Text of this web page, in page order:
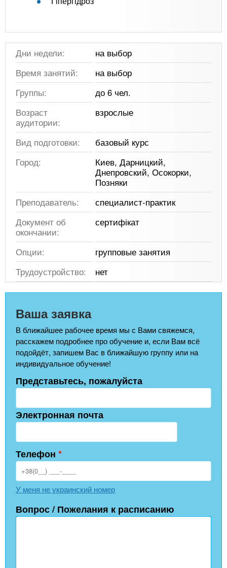
Дни недели:
на выбор
Время занятий:
на выбор
Группы:
до 6 чел.
Возраст
аудитории:
взрослые
Вид подготовки:
базовый курс
Город:
Киев, Дарницкий,
Днепровский, Осокорки,
Позняки
Преподаватель:
специалист-практик
Документ об
окончании:
сертифікат
Опции:
групповые занятия
Трудоустройство:
нет
Ваша заявка
В ближайшее рабочее время мы с Вами свяжемся,
расскажем подробнее про обучение и, если Вам всё
подойдёт, запишем Вас в ближайшую группу или на
индивидуальное обучение!
Представьтесь, пожалуйста
Электронная почта
Телефон *
У меня не украинский номер
Вопрос / Пожелания к расписанию